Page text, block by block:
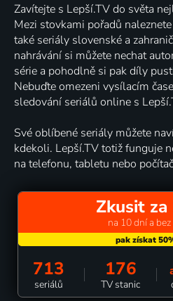
Zavítejte s Lepší.TV do světa
Mezi stovkami pořadů
také seriály slovenské a
nahrávání si můžete nechat
série a pohodlně si pak díly
Nebuďte omezeni vysílacím
sledování seriálů online s
Své oblíbené seriály můžete
kdekoli. Lepší.TV totiž funguje
na telefonu, tabletu nebo
Zkusit za
na 10 dní a
713
seriálů
176
TV stanic